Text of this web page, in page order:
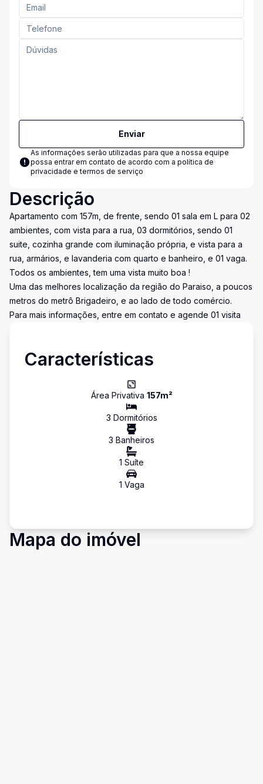
Enviar
As informações serão utilizadas para que a nossa equipe
possa entrar em contato de acordo com a política de
privacidade e termos de serviço
Descrição
Apartamento com 157m, de frente, sendo 01 sala em L para 02
ambientes, com vista para a rua, 03 dormitórios, sendo 01
suite, cozinha grande com iluminação própria, e vista para a
rua, armários, e lavanderia com quarto e banheiro, e 01 vaga.
Todos os ambientes, tem uma vista muito boa !
Uma das melhores localização da região do Paraiso, a poucos
metros do metrô Brigadeiro, e ao lado de todo comércio.
Para mais informações, entre em contato e agende 01 visita
Características
Área Privativa 157m²
3 Dormitórios
3 Banheiros
1 Suíte
1 Vaga
Mapa do imóvel